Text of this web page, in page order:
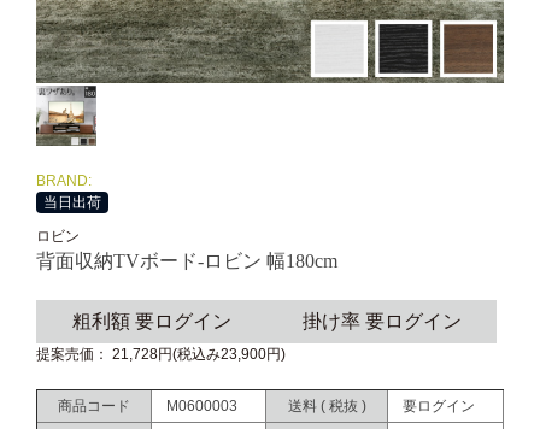
BRAND:
当日出荷
ロビン
背面収納TVボード-ロビン 幅180cm
粗利額 要ログイン 掛け率 要ログイン
提案売価： 21,728円(税込み23,900円)
商品コード M0600003 送料 ( 税抜 )
要ログイン